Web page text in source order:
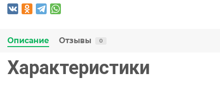
Описание Отзывы 0
Характеристики